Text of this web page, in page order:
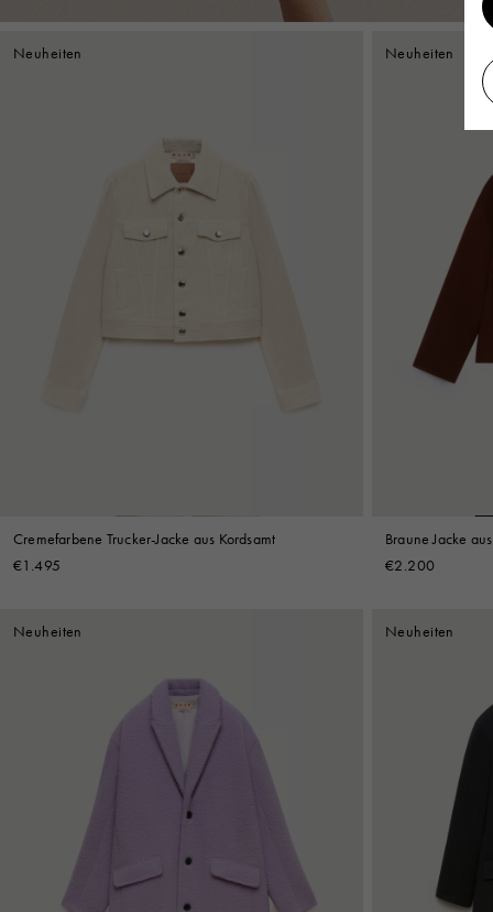
Neuheiten
Cremefarbene Trucker-Jacke aus Kordsamt
€1.495
Neuheiten
Braune Jacke
€2.200
Neuheiten Neuheiten